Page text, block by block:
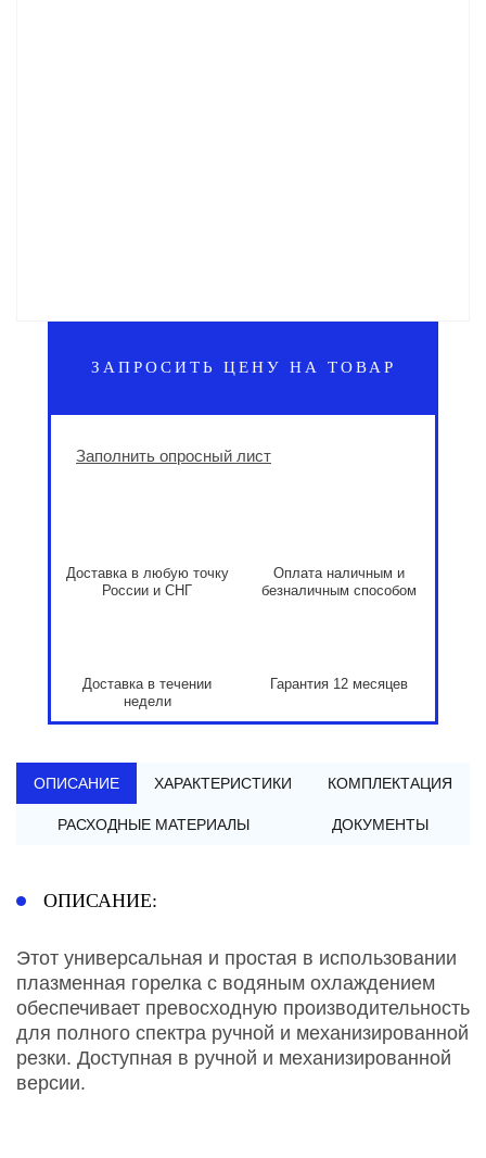
ЗАПРОСИТЬ ЦЕНУ НА ТОВАР
Заполнить опросный лист
Доставка в любую точку
России и СНГ
Оплата наличным и
безналичным способом
Доставка в течении
недели
Гарантия 12 месяцев
ОПИСАНИЕ ХАРАКТЕРИСТИКИ КОМПЛЕКТАЦИЯ
РАСХОДНЫЕ МАТЕРИАЛЫ ДОКУМЕНТЫ
ОПИСАНИЕ:
Этот универсальная и простая в использовании
плазменная горелка с водяным охлаждением
обеспечивает превосходную производительность
для полного спектра ручной и механизированной
резки. Доступная в ручной и механизированной
версии.